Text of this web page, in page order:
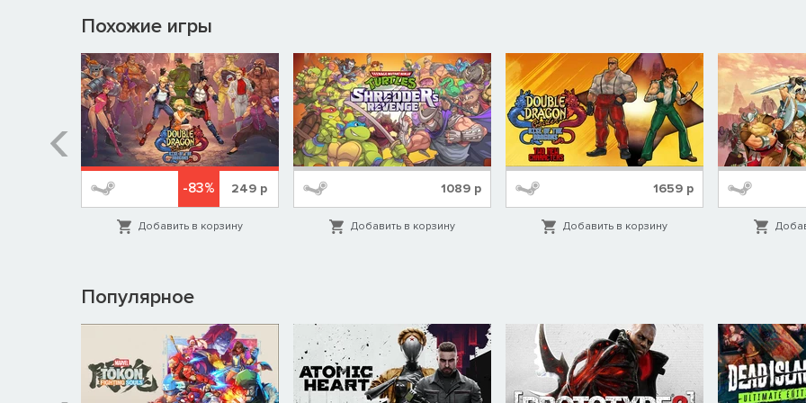
Похожие игры
-83% 249р
Добавить в корзину
1089 р
Добавить в корзину
1659 р
Добавить в корзину
Популярное